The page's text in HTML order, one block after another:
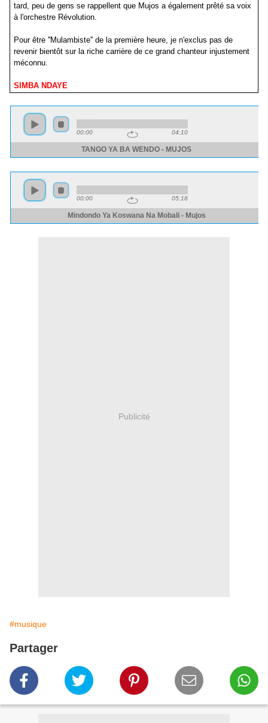
tard, peu de gens se rappellent que Mujos a également prêté sa voix
à l'orchestre Révolution.
Pour être ''Mulambiste'' de la première heure, je n'exclus pas de
revenir bientôt sur la riche carrière de ce grand chanteur injustement
méconnu.
SIMBA NDAYE
Publicité
#musique
Partager